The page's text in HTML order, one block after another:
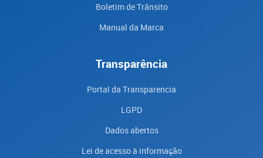
Boletim de Trânsito
Manual da Marca
Transparência
Portal da Transparencia
LGPD
Dados abertos
Lei de acesso à informação